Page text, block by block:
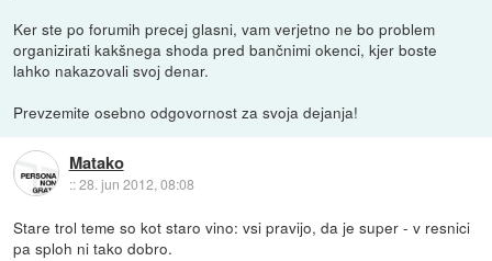
Ker ste po forumih precej glasni, vam verjetno ne bo problem
organizirati kakšnega shoda pred bančnimi okenci, kjer boste
lahko nakazovali svoj denar.
Prevzemite osebno odgovornost za svoja dejanja!
Matako
::28. jun 2012, 08:08
Stare trol teme so kot staro vino: vsi pravijo, da je super - v resnici
pa sploh ni tako dobro.